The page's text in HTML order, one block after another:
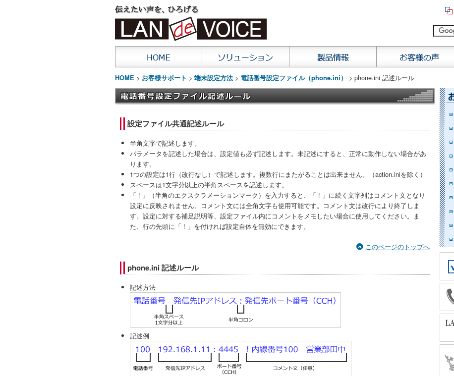
HOME > お客様サポート > 端末設定方法 > 電話番号設定ファイル（phone.ini） > phone.ini 記述ルール
設定ファイル共通記述ルール
半角文字で記述します。
パラメータを記述した場合は、設定値も必ず記述します。未記述にすると、正常に動作しない場合があ
ります。
1つの設定は1行（改行なし）で記述します。複数行にまたがることは出来ません。（action.iniを除く）
スペースは1文字分以上の半角スペースを記述します。
「 ! 」（半角のエクスクラメーションマーク）を入力すると、「 ! 」に続く文字列はコメント文となり
設定に反映されません。コメント文には全角文字も使用可能です。コメント文は改行により終了しま
す。設定に対する補足説明等、設定ファイル内にコメントをメモしたい場合に使用してください。ま
た、行の先頭に「 ! 」を付ければ設定自体を無効にできます。
このページのトップへ
phone.ini 記述ルール
記述方法
記述例